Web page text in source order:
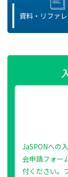
資料・リファ
JaSPONへの
会申請フォー
付ください。